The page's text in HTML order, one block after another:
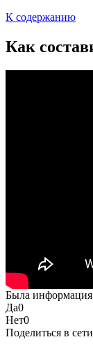
К содержанию
Как
Была информация
Да0
Нет0
Поделиться в сети